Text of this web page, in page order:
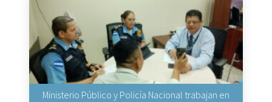
Ministerio Público y Policía Nacional trabajan en